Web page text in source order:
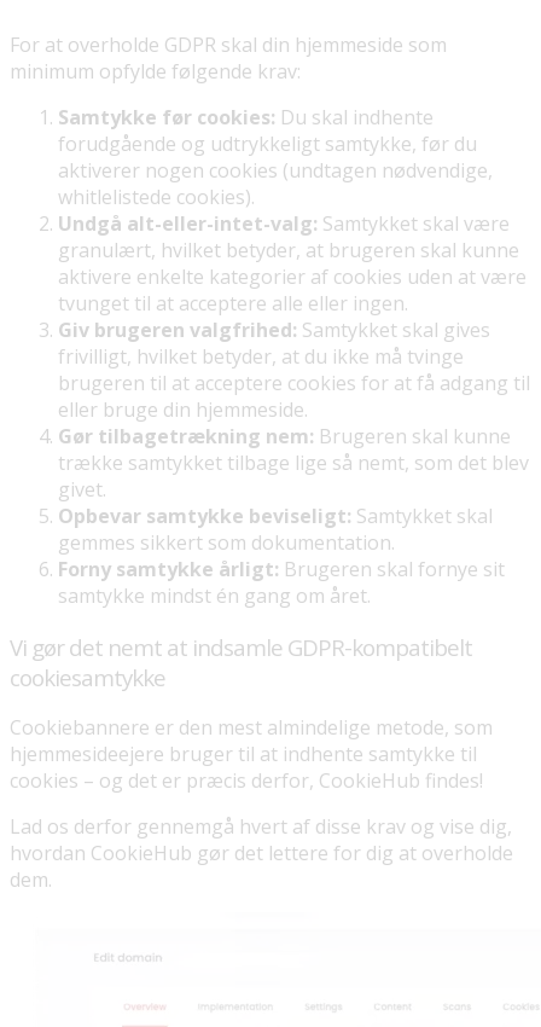
For at overholde GDPR skal din hjemmeside som
minimum opfylde følgende krav:
Samtykke før cookies: Du skal indhente
forudgående og udtrykkeligt samtykke, før du
aktiverer nogen cookies (undtagen nødvendige,
whitlelistede cookies).
Undgå alt-eller-intet-valg: Samtykket skal være
granulært, hvilket betyder, at brugeren skal kunne
aktivere enkelte kategorier af cookies uden at være
tvunget til at acceptere alle eller ingen.
Giv brugeren valgfrihed: Samtykket skal gives
frivilligt, hvilket betyder, at du ikke må tvinge
brugeren til at acceptere cookies for at få adgang til
eller bruge din hjemmeside.
Gør tilbagetrækning nem: Brugeren skal kunne
trække samtykket tilbage lige så nemt, som det blev
givet.
Opbevar samtykke beviseligt: Samtykket skal
gemmes sikkert som dokumentation.
Forny samtykke årligt: Brugeren skal fornye sit
samtykke mindst én gang om året.
Vi gør det nemt at indsamle GDPR-kompatibelt
cookiesamtykke
Cookiebannere er den mest almindelige metode, som
hjemmesideejere bruger til at indhente samtykke til
cookies – og det er præcis derfor, CookieHub findes!
Lad os derfor gennemgå hvert af disse krav og vise dig,
hvordan CookieHub gør det lettere for dig at overholde
dem.